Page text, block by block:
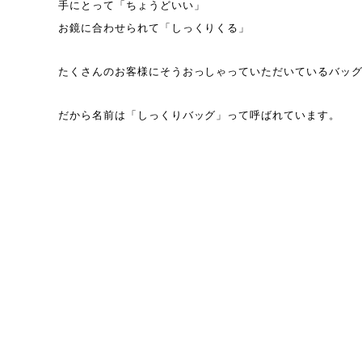
手にとって「ちょうどいい」
お鏡に合わせられて「しっくりくる」
たくさんのお客様にそうおっしゃっていただいているバッ
だから名前は「しっくりバッグ」って呼ばれています。